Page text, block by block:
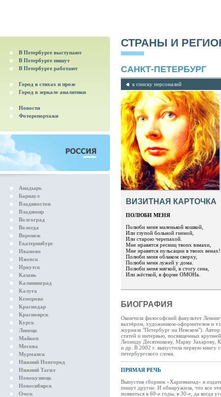
В Петербурге выступают
В Петербурге пишут
В Петербурге работают
Город в стихах и прозе
Город в зеркале аналитики
Новости
Фоторепортажи
Анадырь
Барнаул
Владивосток
Владимир
Волгоград
Вологда
Воронеж
Екатеринбург
Иваново
Ижевск
Иркутск
Казань
Калининград
Калуга
Кемерово
Краснодар
Красноярск
Курск
Липецк
Майкоп
Москва
Мурманск
Нижний Новгород
Нижний Тагил
Новокузнецк
Новосибирск
Омск
СТРАНЫ И
САНКТ-ПЕТЕРБУРГ
к списку персоналий
ВИЗИТНАЯ КАРТОЧКА
ПОЛЮБИ МЕНЯ
Полюби меня маленькой кошкой,
Или глупой больной гиеной,
Или старою черепахой.
Мне нравятся ресниц твоих взмахи,
Мне нравятся пульсации в твоих венах!
Полюби меня облаком сверху,
Полюби меня лужей у дома.
Полюби меня мягкой, в стогу сена,
Или жёсткой, в форме ОМОНа.
БИОГРАФИЯ
Окончила философский факультет
вахтёром, художником-оформителем и
журнала "Петербург на Невском"). Автор
статей и интервью, посвященных
Леониду Десятникову, Марку Захарову,
и др. В 2002 г. выпустила первую книгу
петербургского слэма.
ПРЯМАЯ РЕЧЬ
Выпустив сборник «Харизмапад» в
пишут другие. И обнаружила, что все
появиться в 60-е годы, в 30-е, да когда